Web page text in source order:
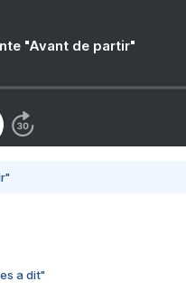
"Avant de partir"
a dit"